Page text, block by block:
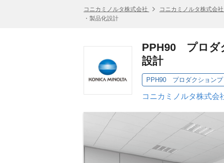
コニカミノルタ株式会社 コニカミノルタ株式会
・製品化設計
PPH90 プロダ
設計
コニカミノルタ株式会